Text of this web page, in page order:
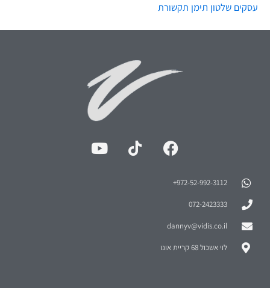
עסקים שלטון תימן תקשורת
972-52-992-3112⁩+
072-2423333
dannyv@vidis.co.il
לוי אשכול 68 קריית אונו